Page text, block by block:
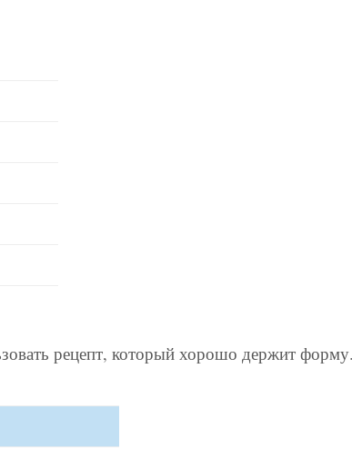
рецепт, который хорошо держит